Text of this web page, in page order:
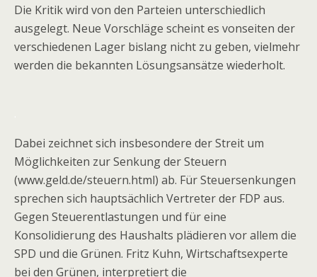
Die Kritik wird von den Parteien unterschiedlich
ausgelegt. Neue Vorschläge scheint es vonseiten der
verschiedenen Lager bislang nicht zu geben, vielmehr
werden die bekannten Lösungsansätze wiederholt.
Dabei zeichnet sich insbesondere der Streit um
Möglichkeiten zur Senkung der Steuern
(www.geld.de/steuern.html) ab. Für Steuersenkungen
sprechen sich hauptsächlich Vertreter der FDP aus.
Gegen Steuerentlastungen und für eine
Konsolidierung des Haushalts plädieren vor allem die
SPD und die Grünen. Fritz Kuhn, Wirtschaftsexperte
bei den Grünen, interpretiert die